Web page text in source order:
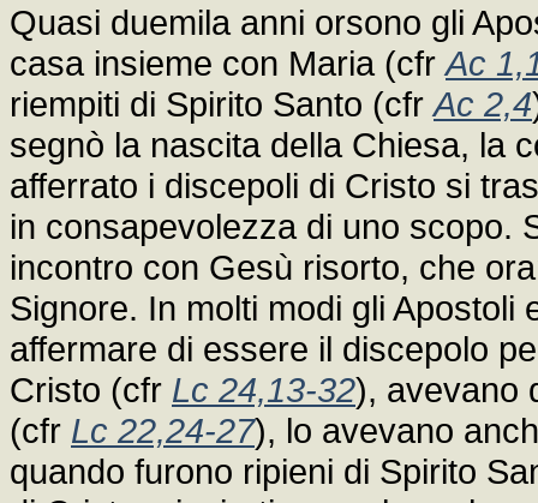
Quasi duemila anni orsono gli
casa insieme con Maria (cfrAc
riempiti di Spirito Santo (cfrAc 2,4
segnò la nascita della Chiesa, la
afferrato i discepoli di Cristo si
in consapevolezza di uno scopo.
incontro con Gesù risorto, che
Signore. In molti modi gli
affermare di essere il discepolo
Cristo (cfr Lc 24,13-32), avevano
(cfr Lc 22,24-27), lo avevano
quando furono ripieni di Spirito